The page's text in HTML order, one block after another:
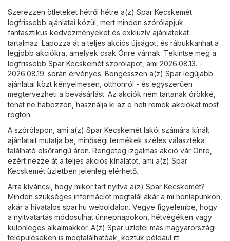
Szerezzen ötleteket hétről hétre a(z) Spar Kecskemét
legfrissebb ajánlatai közül, mert minden szórólapjuk
fantasztikus kedvezményeket és exkluzív ajánlatokat
tartalmaz. Lapozza át a teljes akciós újságot, és rábukkanhat a
legjobb akciókra, amelyek csak Önre várnak. Tekintse meg a
legfrissebb Spar Kecskemét szórólapot, ami 2026.08.13. -
2026.08.19. során érvényes. Böngésszen a(z) Spar legújabb
ajánlatai közt kényelmesen, otthonról - és egyszerűen
megtervezheti a bevásárlást. Az akciók nem tartanak örökké,
tehát ne habozzon, használja ki az e heti remek akciókat most
rögtön.
A szórólapon, ami a(z) Spar Kecskemét lakói számára kínált
ajánlatait mutatja be, minőségi termékek széles választéka
található elsőrangú áron. Rengeteg izgalmas akció vár Önre,
ezért nézze át a teljes akciós kínálatot, ami a(z) Spar
Kecskemét üzletben jelenleg elérhető.
Arra kíváncsi, hogy mikor tart nyitva a(z) Spar Kecskemét?
Minden szükséges információt megtalál akár a mi honlapunkon,
akár a hivatalos spar.hu weboldalon. Vegye figyelembe, hogy
a nyitvatartás módosulhat ünnepnapokon, hétvégéken vagy
különleges alkalmakkor. A(z) Spar üzletei más magyarországi
településeken is megtalálhatóak, köztük például itt: